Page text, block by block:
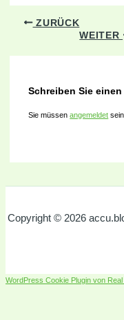
ZURÜCK
WEITER
Schreiben Sie
Sie müssenangemeldet
Copyright © 2026
WordPress Cookie Plugin von